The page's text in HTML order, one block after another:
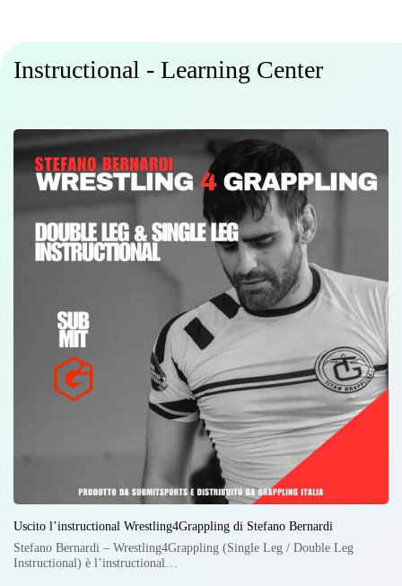
Instructional - Learning Center
Uscito l’instructional Wrestling4Grappling di Stefano Bernardi
Stefano Bernardi – Wrestling4Grappling (Single Leg / Double Leg
Instructional) è l’instructional…